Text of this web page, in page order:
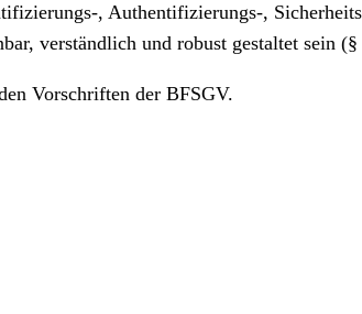
, Authentifizierungs-,
verständlich und robust gestaltet sein
Vorschriften der BFSGV.